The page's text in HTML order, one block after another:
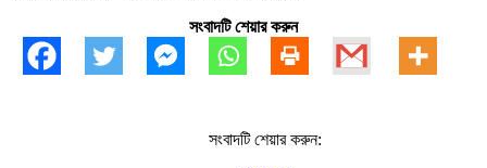
সংবাদটি শেয়ার করুন
সংবাদটি শেয়ার করুন: